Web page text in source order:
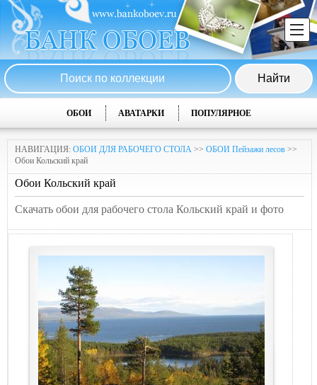
ОБОИ АВАТАРКИ ПОПУЛЯРНОЕ
НАВИГАЦИЯ: ОБОИ ДЛЯ РАБОЧЕГО СТОЛА >> ОБОИ Пейзажи лесов >>
Обои Кольский край
Обои Кольский край
Скачать обои для рабочего стола Кольский край и фото